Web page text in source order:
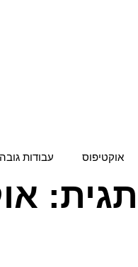
אוקטיפוס עבודות גובה
תגית: